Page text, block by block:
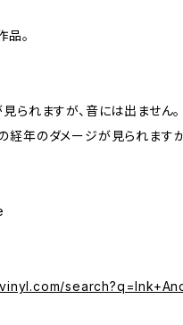
。
られますが、音には出ません。
経年のダメージが見られます